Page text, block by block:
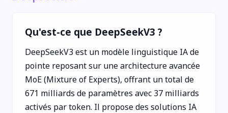
Qu'est-ce que DeepSeekV3 ?
DeepSeekV3 est un modèle linguistique IA de
pointe reposant sur une architecture avancée
MoE (Mixture of Experts), offrant un total de
671 milliards de paramètres avec 37 milliards
activés par token. Il propose des solutions IA